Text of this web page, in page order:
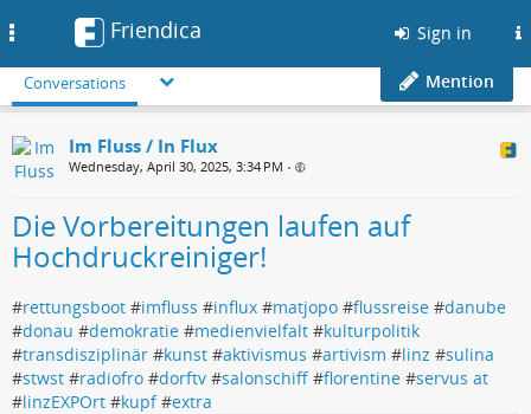
Friendica Sign in
Conversations Mention
Im Fluss / In Flux
Wednesday, April 30, 2025, 3:34 PM •
Die Vorbereitungen laufen auf
Hochdruckreiniger!
#rettungsboot #imfluss #influx #matjopo #flussreise #danube
#donau #demokratie #medienvielfalt #kulturpolitik
#transdisziplinär #kunst #aktivismus #artivism #linz #sulina
#stwst #radiofro #dorftv #salonschiff #florentine #servus at
#linzEXPOrt #kupf#extra